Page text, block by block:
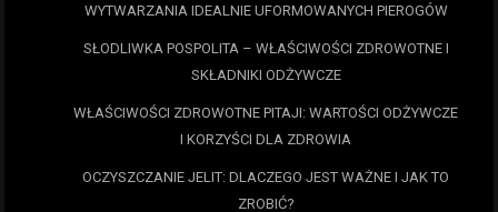
WYTWARZANIA IDEALNIE UFORMOWANYCH PIEROGÓW
SŁODLIWKA POSPOLITA – WŁAŚCIWOŚCI ZDROWOTNE I
SKŁADNIKI ODŻYWCZE
WŁAŚCIWOŚCI ZDROWOTNE PITAJI: WARTOŚCI ODŻYWCZE
I KORZYŚCI DLA ZDROWIA
OCZYSZCZANIE JELIT: DLACZEGO JEST WAŻNE I JAK TO
ZROBIĆ?